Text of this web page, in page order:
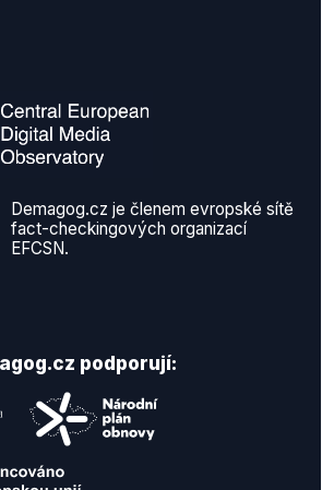
Demagog.cz je členem evropské sítě
fact-checkingových organizací
EFCSN.
podporují: